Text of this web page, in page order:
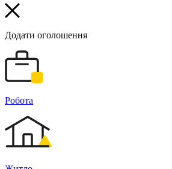
Додати оголошення
Робота